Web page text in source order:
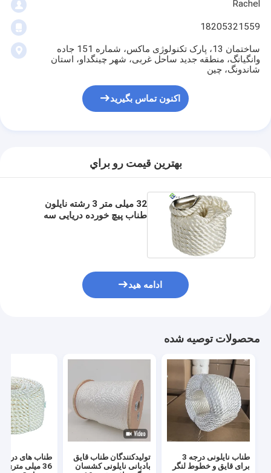
Rachel
18205321559
ساختمان 13، پارک تکنولوژی ماکس، شماره 151 جاده
وانگیانگ، منطقه جدید ساحل غربی، شهر چینگداو، استان
شاندونگ، چین
اکنون تماس بگیرید
بهترين قيمت رو براي
32 میلی متر 3 رشته نایلون
طناب پیچ خورده دریایی سه
ادامه هید
محصولات توصیه شده
طناب نایلونی درجه 3
برای قایق و خطوط لنگر
تولیدکنندگان طناب قایق
بادبانی نایلونی کشسان
طناب های